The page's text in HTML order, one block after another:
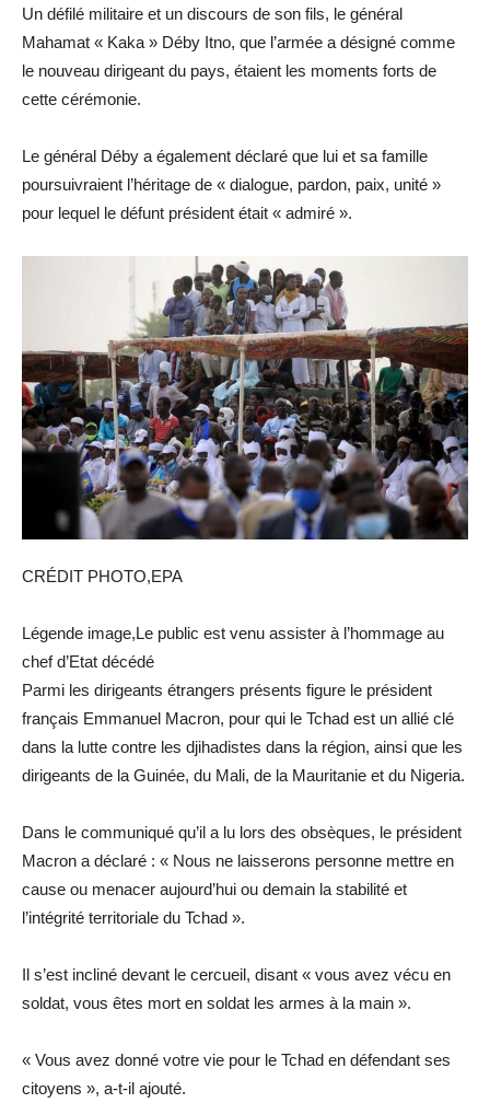
Un défilé militaire et un discours de son fils, le général
Mahamat « Kaka » Déby Itno, que l’armée a désigné comme
le nouveau dirigeant du pays, étaient les moments forts de
cette cérémonie.
Le général Déby a également déclaré que lui et sa famille
poursuivraient l’héritage de « dialogue, pardon, paix, unité »
pour lequel le défunt président était « admiré ».
CRÉDIT PHOTO,EPA
Légende image,Le public est venu assister à l’hommage au
chef d’Etat décédé
Parmi les dirigeants étrangers présents figure le président
français Emmanuel Macron, pour qui le Tchad est un allié clé
dans la lutte contre les djihadistes dans la région, ainsi que les
dirigeants de la Guinée, du Mali, de la Mauritanie et du Nigeria.
Dans le communiqué qu’il a lu lors des obsèques, le président
Macron a déclaré : « Nous ne laisserons personne mettre en
cause ou menacer aujourd’hui ou demain la stabilité et
l’intégrité territoriale du Tchad ».
Il s’est incliné devant le cercueil, disant « vous avez vécu en
soldat, vous êtes mort en soldat les armes à la main ».
« Vous avez donné votre vie pour le Tchad en défendant ses
citoyens », a-t-il ajouté.